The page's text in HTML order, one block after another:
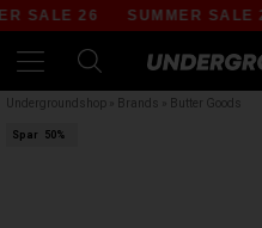
SALE 26 SUMMER SALE 26
Undergroundshop Brands Butter Goods
Spar 50%